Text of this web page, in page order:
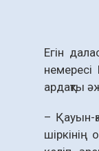
Егін
ардақты
– Қауын-
шір­кінің